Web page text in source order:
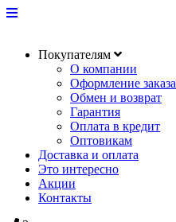
Покупателям
О компании
Оформление заказа
Обмен и возврат
Гарантия
Оплата в кредит
Оптовикам
Доставка и оплата
Это интересно
Акции
Контакты